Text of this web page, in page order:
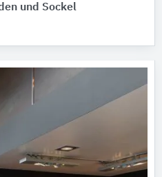
und Sockel